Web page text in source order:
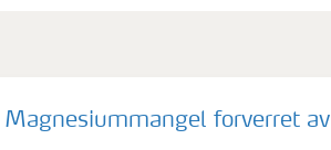
Magnesiummangel forverret av